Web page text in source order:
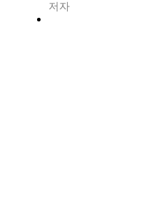
저자